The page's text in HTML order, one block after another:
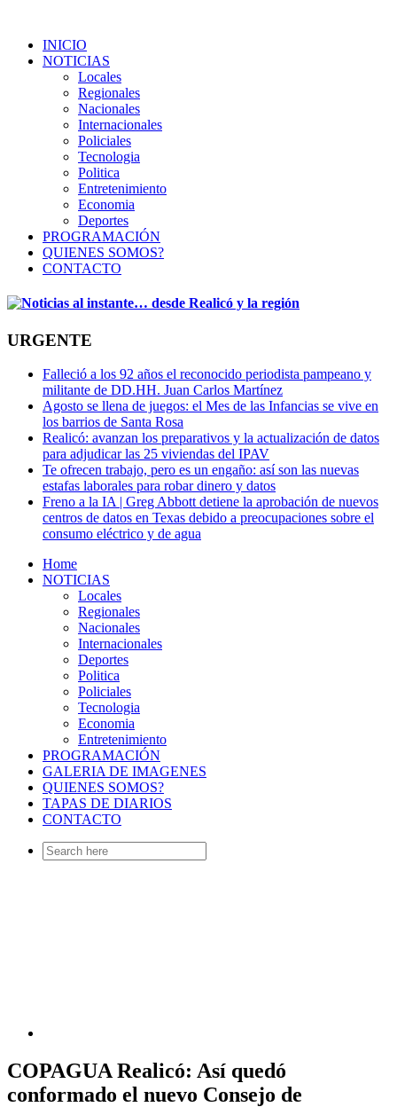
INICIO
NOTICIAS
Locales
Regionales
Nacionales
Internacionales
Policiales
Tecnologia
Politica
Entretenimiento
Economia
Deportes
PROGRAMACIÓN
QUIENES SOMOS?
CONTACTO
URGENTE
Falleció a los 92 años el reconocido periodista pampeano y
militante de DD.HH. Juan Carlos Martínez
Agosto se llena de juegos: el Mes de las Infancias se vive en
los barrios de Santa Rosa
Realicó: avanzan los preparativos y la actualización de datos
para adjudicar las 25 viviendas del IPAV
Te ofrecen trabajo, pero es un engaño: así son las nuevas
estafas laborales para robar dinero y datos
Freno a la IA | Greg Abbott detiene la aprobación de nuevos
centros de datos en Texas debido a preocupaciones sobre el
consumo eléctrico y de agua
Home
NOTICIAS
Locales
Regionales
Nacionales
Internacionales
Deportes
Politica
Policiales
Tecnologia
Economia
Entretenimiento
PROGRAMACIÓN
GALERIA DE IMAGENES
QUIENES SOMOS?
TAPAS DE DIARIOS
CONTACTO
Search
for:
COPAGUA Realicó: Así quedó
conformado el nuevo Consejo de